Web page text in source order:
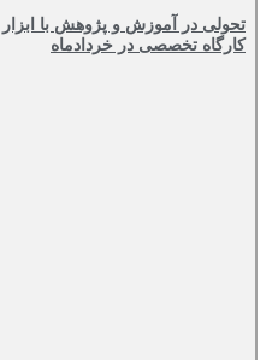
کارگاه تخصصی در خردادماه